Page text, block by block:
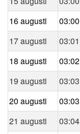
16 augusti
03:00
17 augusti
03:01
18 augusti
03:02
19 augusti
03:03
20 augusti
03:03
21 augusti
03:04